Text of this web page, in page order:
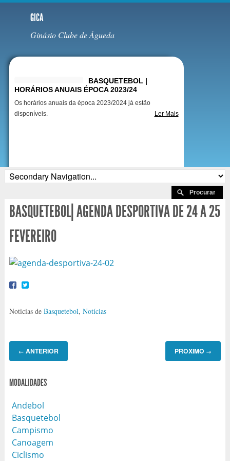
GICA
Ginásio Clube de Águeda
BASQUETEBOL |
HORÁRIOS ANUAIS ÉPOCA 2023/24
Os horários anuais da época 2023/2024 já estão
disponíveis.
Ler Mais
BASQUETEBOL| AGENDA DESPORTIVA DE 24 A 25
FEVEREIRO
Noticias de Basquetebol, Notícias
← ANTERIOR PROXIMO →
MODALIDADES
Andebol
Basquetebol
Campismo
Canoagem
Ciclismo